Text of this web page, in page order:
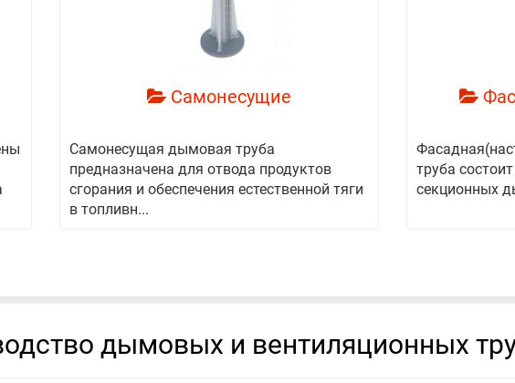
Самонесущие
Самонесущая дымовая труба
предназначена для отвода продуктов
сгорания и обеспечения естественной тяги
в топливн...
труба
секционных
дымовых и вентиляционных